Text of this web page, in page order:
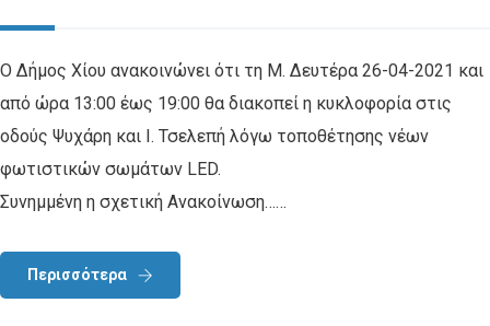
Ο Δήμος Χίου ανακοινώνει ότι τη Μ. Δευτέρα 26-04-2021 και
από ώρα 13:00 έως 19:00 θα διακοπεί η κυκλοφορία στις
οδούς Ψυχάρη και Ι. Τσελεπή λόγω τοποθέτησης νέων
φωτιστικών σωμάτων LED.
Συνημμένη η σχετική Ανακοίνωση……
Περισσότερα